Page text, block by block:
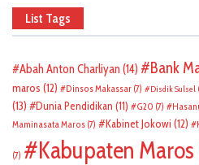
List Tags
Abah Anton Charliyan (14) Bank
maros (12) Dinsos Makassar (7) Disdik Sulsel
(13)
Dunia Pendidikan (11) G20 (7)
Maminasata Maros (7) Kabinet Jokowi (12)
(7) Kabupaten Maros